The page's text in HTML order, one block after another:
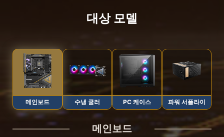
대상 모델
메인보드 수냉 쿨러 PC 케이스 파워 서플라이
메인보드